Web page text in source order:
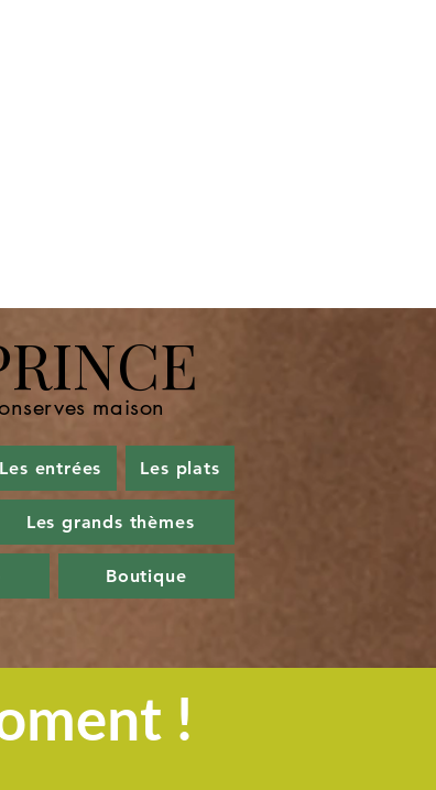
maison
Les entrées Les plats
Les grands thèmes
Boutique
!